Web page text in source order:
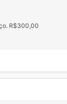
R$300,00